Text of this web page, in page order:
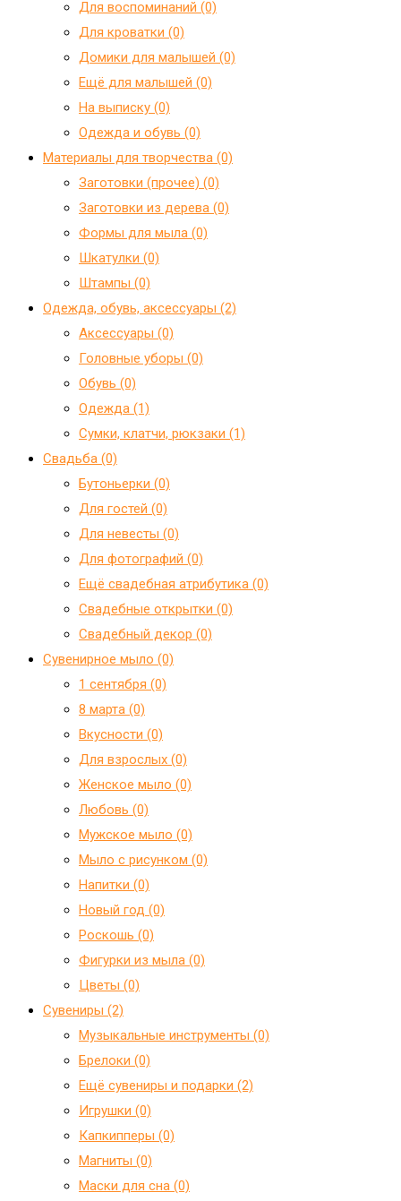
Для воспоминаний (0)
Для кроватки (0)
Домики для малышей (0)
Ещё для малышей (0)
На выписку (0)
Одежда и обувь (0)
Материалы для творчества (0)
Заготовки (прочее) (0)
Заготовки из дерева (0)
Формы для мыла (0)
Шкатулки (0)
Штампы (0)
Одежда, обувь, аксессуары (2)
Аксессуары (0)
Головные уборы (0)
Обувь (0)
Одежда (1)
Сумки, клатчи, рюкзаки (1)
Свадьба (0)
Бутоньерки (0)
Для гостей (0)
Для невесты (0)
Для фотографий (0)
Ещё свадебная атрибутика (0)
Свадебные открытки (0)
Свадебный декор (0)
Сувенирное мыло (0)
1 сентября (0)
8 марта (0)
Вкусности (0)
Для взрослых (0)
Женское мыло (0)
Любовь (0)
Мужское мыло (0)
Мыло с рисунком (0)
Напитки (0)
Новый год (0)
Роскошь (0)
Фигурки из мыла (0)
Цветы (0)
Сувениры (2)
Mузыкальные инструменты (0)
Брелоки (0)
Ещё сувениры и подарки (2)
Игрушки (0)
Капкипперы (0)
Магниты (0)
Маски для сна (0)